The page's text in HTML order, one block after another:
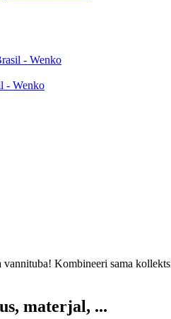
- Wenko
- Wenko
Kombineeri sama
materjal, ...